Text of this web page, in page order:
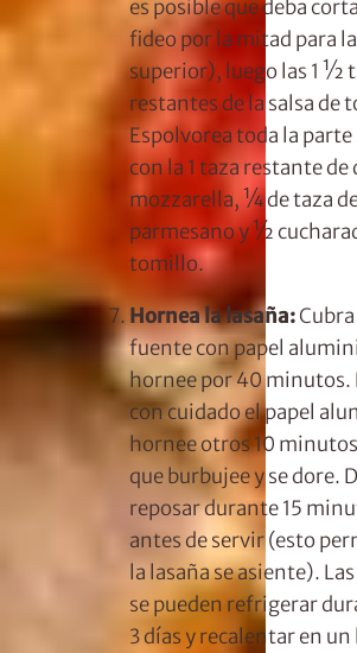
es posible que deba
fideo por la mitad para
superior), luego las 1 ½
restantes de la salsa de
Espolvorea toda la
con la 1 taza restante de
mozzarella, ¼ de taza
parmesano y ½
tomillo.
Hornea la lasaña:Cubra
fuente con papel
hornee por 40 minutos.
con cuidado el papel
hornee otros 10
que burbujee y se dore.
reposar durante 15
antes de servir (esto
la lasaña se asiente).
se pueden refrigerar
3 días y recalentar en